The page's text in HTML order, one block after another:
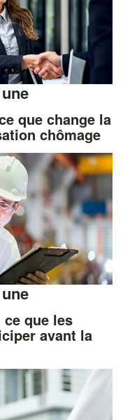
que change la
chômage
que les
avant la